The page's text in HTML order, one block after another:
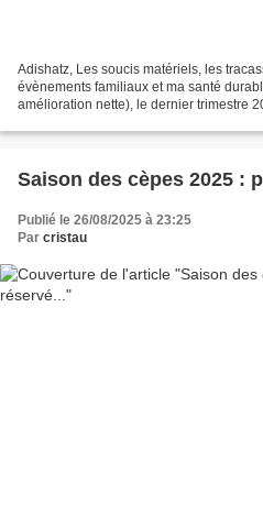
Adishatz, Les soucis matériels, les
évènements familiaux et ma santé
amélioration nette), le dernier trimestre
Saison des cèpes 2025 :
Publié le 26/08/2025 à 23:25
Par cristau